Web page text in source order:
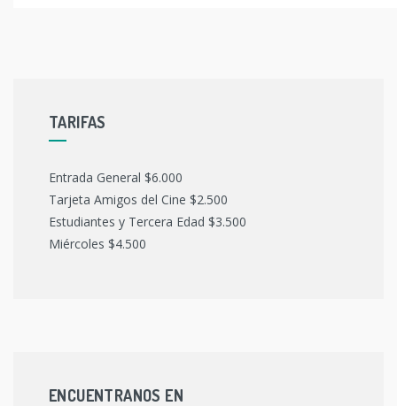
TARIFAS
Entrada General $6.000
Tarjeta Amigos del Cine $2.500
Estudiantes y Tercera Edad $3.500
Miércoles $4.500
ENCUENTRANOS EN